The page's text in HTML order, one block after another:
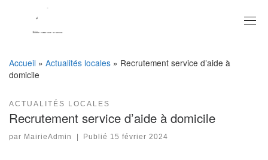
Accueil » Actualités locales » Recrutement service d’aide à
domicile
ACTUALITÉS LOCALES
Recrutement service d’aide à domicile
par MairieAdmin | Publié 15 février 2024